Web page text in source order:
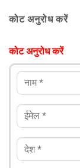
कोट अनुरोध करें
कोट अनुरोध करें